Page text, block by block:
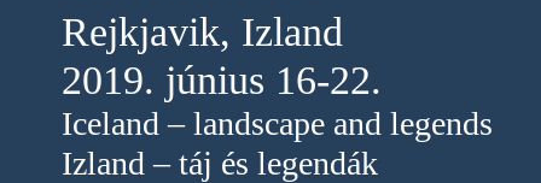
Rejkjavik, Izland
2019. június 16-22.
Iceland – landscape and legends
Izland – táj és legendák